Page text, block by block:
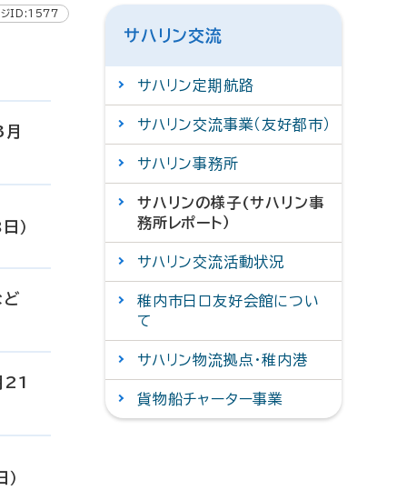
ジID:1577
）
21
サハリン交流
サハリン定期航路
サハリン交流事業（友好都市）
サハリン事務所
サハリンの様子(サハリン事
務所レポート）
サハリン交流活動状況
稚内市日ロ友好会館につい
て
サハリン物流拠点・稚内港
貨物船チャーター事業